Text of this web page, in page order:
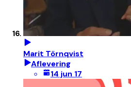
Marit Törnqvist
Aflevering
14 jun 17